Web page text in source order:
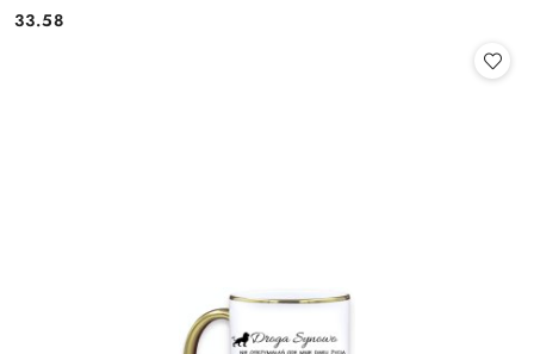
Cena:
33.58